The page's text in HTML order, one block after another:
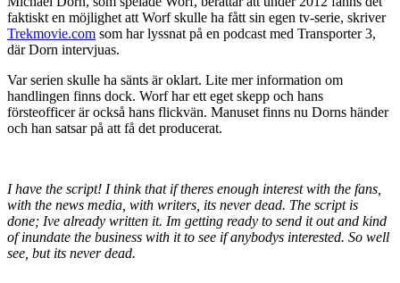
faktiskt en möjlighet att Worf skulle ha fått sin egen tv-serie, skriver
Trekmovie.com som har lyssnat på en podcast med Transporter 3,
där Dorn intervjuas.
Var serien skulle ha sänts är oklart. Lite mer information om
handlingen finns dock. Worf har ett eget skepp och hans
försteofficer är också hans flickvän. Manuset finns nu Dorns händer
och han satsar på att få det producerat.
I have the script! I think that if theres enough interest with the fans,
with the news media, with writers, its never dead. The script is
done; Ive already written it. Im getting ready to send it out and kind
of inundate the business with it to see if anybodys interested. So well
see, but its never dead.